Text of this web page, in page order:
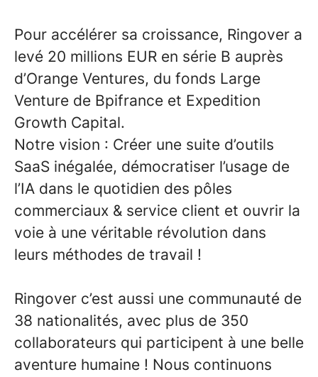
Pour accélérer sa croissance, Ringover a
levé 20 millions EUR en série B auprès
d’Orange Ventures, du fonds Large
Venture de Bpifrance et Expedition
Growth Capital.
Notre vision : Créer une suite d’outils
SaaS inégalée, démocratiser l’usage de
l’IA dans le quotidien des pôles
commerciaux & service client et ouvrir la
voie à une véritable révolution dans
leurs méthodes de travail !
Ringover c’est aussi une communauté de
38 nationalités, avec plus de 350
collaborateurs qui participent à une belle
aventure humaine ! Nous continuons